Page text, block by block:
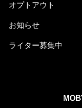
オプトアウト
お知らせ
ライター募集中